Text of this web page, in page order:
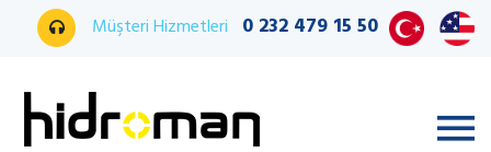
Müşteri Hizmetleri 0 232 479 15 50